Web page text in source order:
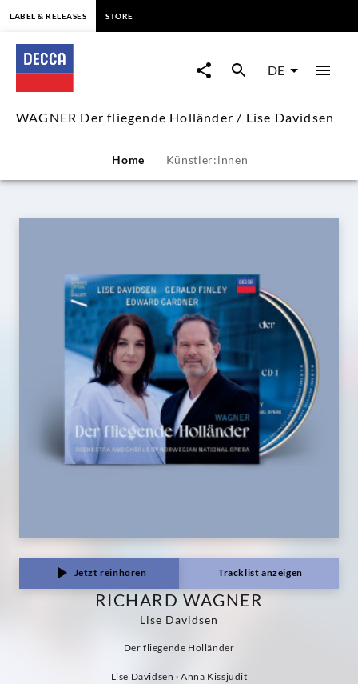
WAGNER
Der
fliegende
Holländer
/
Lise
Davidsen
Decca
Classics
LABEL & RELEASES STORE
DE
WAGNER Der fliegende Holländer / Lise Davidsen
Home Künstler:innen
Jetzt reinhören Tracklist anzeigen
RICHARD WAGNER
Lise Davidsen
Der fliegende Holländer
Lise Davidsen · Anna Kissjudit